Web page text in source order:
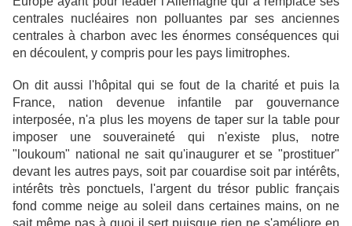
centrales nucléaires non polluantes par ses anciennes
centrales à charbon avec les énormes conséquences qui
en découlent, y compris pour les pays limitrophes.
On dit aussi l'hôpital qui se fout de la charité et puis la
France, nation devenue infantile par gouvernance
interposée, n'a plus les moyens de taper sur la table pour
imposer une souveraineté qui n'existe plus, notre
"loukoum" national ne sait qu'inaugurer et se "prostituer"
devant les autres pays, soit par couardise soit par intérêts,
intérêts très ponctuels, l'argent du trésor public français
fond comme neige au soleil dans certaines mains, on ne